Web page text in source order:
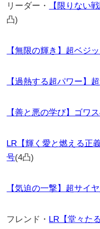
リーダー・ 【限りない
凸)
【無限の輝き】超ベジッ
【過熱する超パワー】
【善と悪の学び】ゴワ
LR【輝く愛と燃える正
号(4凸)
【気迫の一撃】超サイ
フレンド・ LR【堂々た